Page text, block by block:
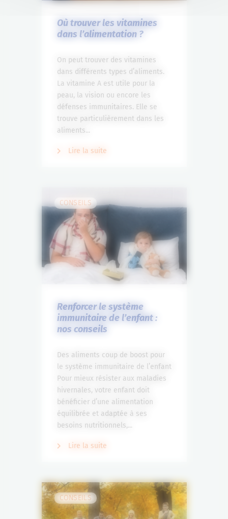
Où trouver les vitamines
dans l’alimentation ?
On peut trouver des vitamines
dans différents types d’aliments.
La vitamine A est utile pour la
peau, la vision ou encore les
défenses immunitaires. Elle se
trouve particulièrement dans les
aliments...
Lire la suite
CONSEILS
Renforcer le système
immunitaire de l’enfant :
nos conseils
Des aliments coup de boost pour
le système immunitaire de l’enfant
Pour mieux résister aux maladies
hivernales, votre enfant doit
bénéficier d’une alimentation
équilibrée et adaptée à ses
besoins nutritionnels,...
Lire la suite
CONSEILS